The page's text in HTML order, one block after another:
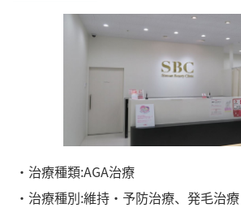
・治療種類:AGA治療
・治療種別:維持・予防治療、発毛治療